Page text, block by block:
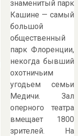
знаменитый парк
Кашине — самый
большой
общественный
парк Флоренции,
некогда бывший
охотничьим
угодьем семьи
Медичи. Зал
оперного театра
вмещает 1800
зрителей. На